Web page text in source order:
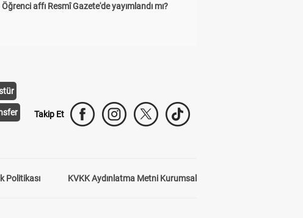
Öğrenci affı Resmî Gazete'de yayımlandı mı?
Takip Et
Politikası KVKK Aydınlatma Metni Kurumsal